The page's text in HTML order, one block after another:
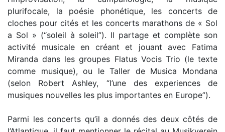
plurifocale, la poésie phonétique, les concerts de
cloches pour cités et les concerts marathons de « Sol
a Sol » (“soleil à soleil”). Il partage et complète son
activité musicale en créant et jouant avec Fatima
Miranda dans les groupes Flatus Vocis Trio (le texte
comme musique), ou le Taller de Musica Mondana
(selon Robert Ashley, “l’une des experiences de
musiques nouvelles les plus importantes en Europe”).
Parmi les concerts qu’il a donnés des deux côtés de